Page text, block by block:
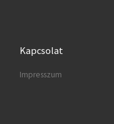
Kapcsolat
Impresszum